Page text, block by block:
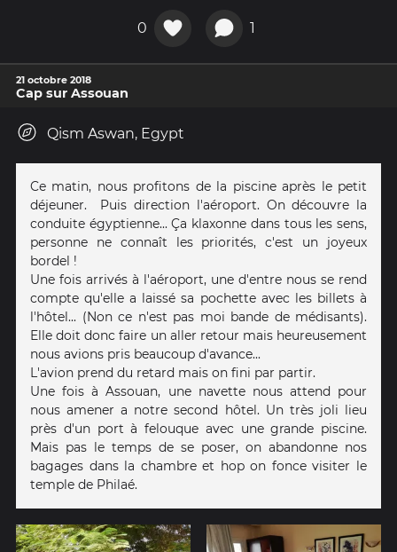
0 1
21 octobre 2018
Cap sur Assouan
Qism Aswan, Egypt
Ce matin, nous profitons de la piscine après le petit
déjeuner. Puis direction l'aéroport. On découvre la
conduite égyptienne... Ça klaxonne dans tous les sens,
personne ne connaît les priorités, c'est un joyeux
bordel !
Une fois arrivés à l'aéroport, une d'entre nous se rend
compte qu'elle a laissé sa pochette avec les billets à
l'hôtel... (Non ce n'est pas moi bande de médisants).
Elle doit donc faire un aller retour mais heureusement
nous avions pris beaucoup d'avance...
L'avion prend du retard mais on fini par partir.
Une fois à Assouan, une navette nous attend pour
nous amener a notre second hôtel. Un très joli lieu
près d'un port à felouque avec une grande piscine.
Mais pas le temps de se poser, on abandonne nos
bagages dans la chambre et hop on fonce visiter le
temple de Philaé.